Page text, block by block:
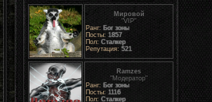
Мировой
"VIP"
Ранг: Бог зоны
Посты: 1857
Пол: Сталкер
Репутация: 521
Ramzes
"Модератор"
Ранг: Бог зоны
Посты: 1116
Пол: Сталкер